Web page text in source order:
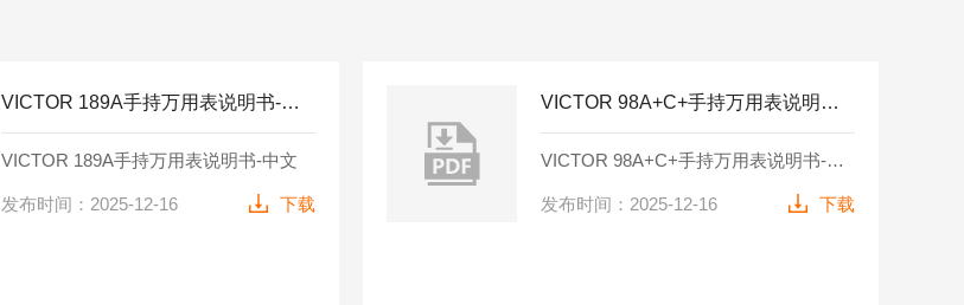
VICTOR 189A手持万用表说明书-中文
VICTOR 189A手持万用表说明书-中文
发布时间：2025-12-16 下载
VICTOR 98A+C+手持万用表说明书-中文
VICTOR 98A+C+手持万用表说明书-中文
发布时间：2025-12-16 下载